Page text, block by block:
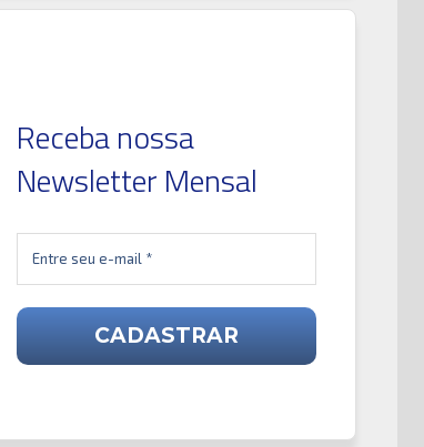
Receba nossa
Newsletter Mensal